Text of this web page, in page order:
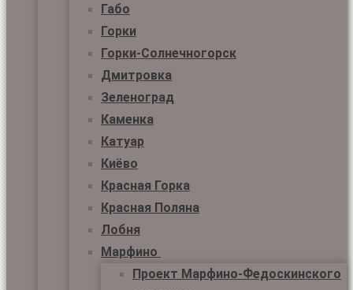
Габо
Горки
Горки-Солнечногорск
Дмитровка
Зеленоград
Каменка
Катуар
Киёво
Красная Горка
Красная Поляна
Лобня
Марфино
Проект Марфино-Федоскинского